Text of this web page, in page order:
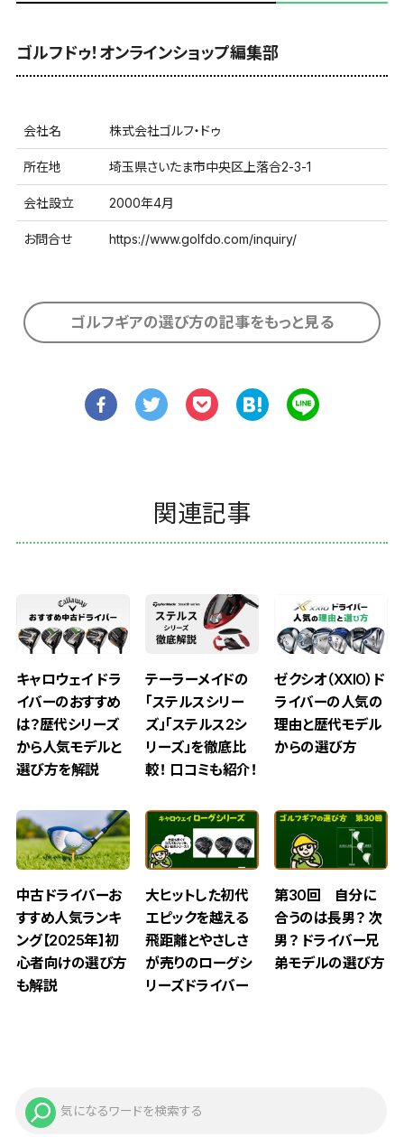
ゴルフドゥ！オンラインショップ編集部
会社名 株式会社ゴルフ・ドゥ
所在地 埼玉県さいたま市中央区上落合2-3-1
会社設立 2000年4月
お問合せ https://www.golfdo.com/inquiry/
ゴルフギアの選び方の記事をもっと見る
関連記事
キャロウェイ ドラ
イバーのおすすめ
は？歴代シリーズ
から人気モデルと
選び方を解説
テーラーメイドの
「ステルスシリー
ズ」「ステルス2シ
リーズ」を徹底比
較！ 口コミも紹介！
ゼクシオ（XXIO）ド
ライバーの人気の
理由と歴代モデル
からの選び方
中古ドライバーお
すすめ人気ランキ
ング【2025年】初
心者向けの選び方
も解説
大ヒットした初代
エピックを越える
飛距離とやさしさ
が売りのローグシ
リーズドライバー
第30回 自分に
合うのは長男？ 次
男？ ドライバー兄
弟モデルの選び方